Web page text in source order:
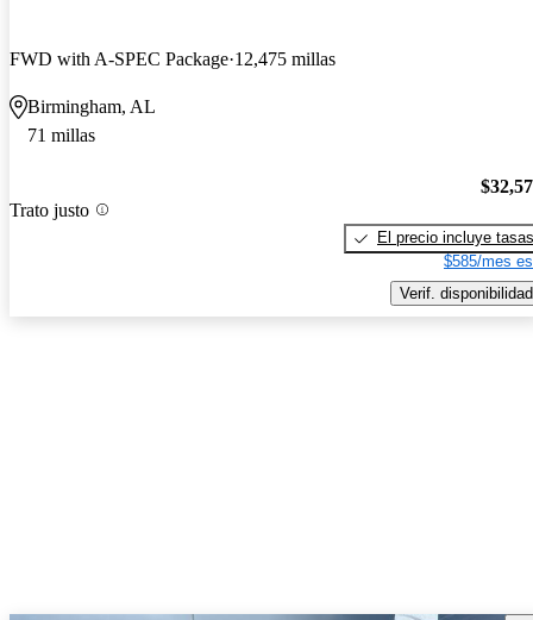
FWD with A-SPEC Package 12,475 millas
Birmingham, AL
71 millas
Trato justo
El precio incluye tasas
$585/mes
Verif. disponibilidad